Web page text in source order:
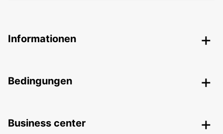
Informationen
Bedingungen
Business center